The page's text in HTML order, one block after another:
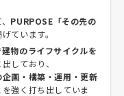
PURPOSE「その先の
ています。
物のライフサイクルを
しており、
企画・構築・運用・更新
強く打ち出していま